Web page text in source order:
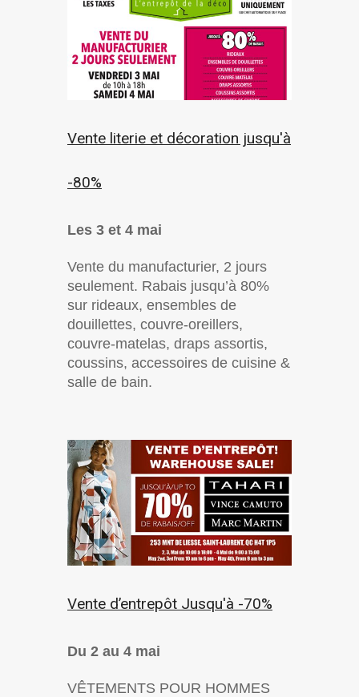
Vente literie et décoration jusqu'à
-80%
Les 3 et 4 mai
Vente du manufacturier, 2 jours
seulement. Rabais jusqu’à 80%
sur rideaux, ensembles de
douillettes, couvre-oreillers,
couvre-matelas, draps assortis,
coussins, accessoires de cuisine &
salle de bain.
Vente d’entrepôt Jusqu'à -70%
Du 2 au 4 mai
VÊTEMENTS POUR HOMMES